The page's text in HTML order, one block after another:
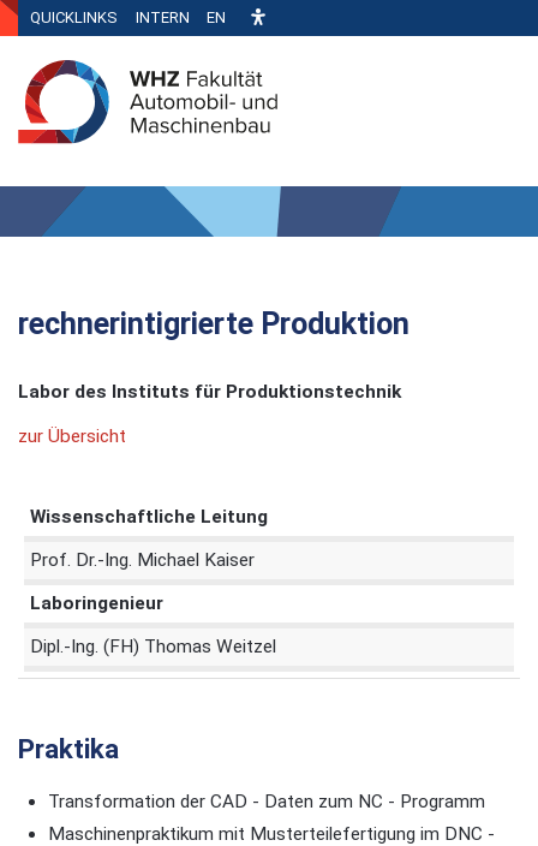
QUICKLINKS INTERN EN
rechnerintigrierte Produktion
Labor des Instituts für Produktionstechnik
zur Übersicht
Wissenschaftliche Leitung
Prof. Dr.-Ing. Michael Kaiser
Laboringenieur
Dipl.-Ing. (FH) Thomas Weitzel
Praktika
Transformation der CAD - Daten zum NC - Programm
Maschinenpraktikum mit Musterteilefertigung im DNC -